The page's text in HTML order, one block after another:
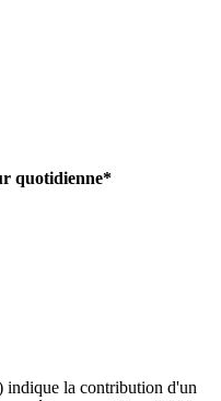
quotidienne*
la contribution d'un